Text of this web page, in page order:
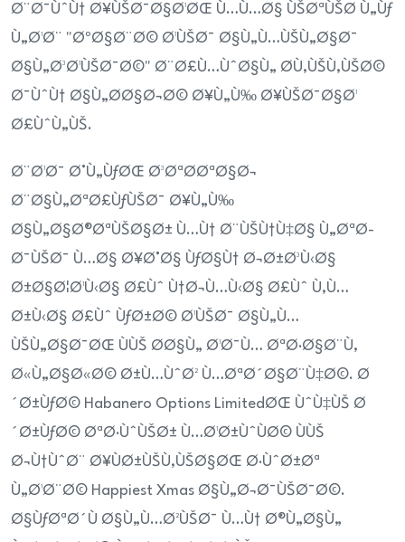
Ø¨Ø¯ÙˆÙ† Ø¥ÙŠØ¯Ø§Ø¹ØŒ Ù…Ù…Ø§ ÙŠØªÙŠØ­ Ù„Ùƒ
Ù„Ø¹Ø¨ "ØºØ§Ø¨Ø© Ø¹ÙŠØ¯ Ø§Ù„Ù…ÙŠÙ„Ø§Ø¯
Ø§Ù„Ø³Ø¹ÙŠØ¯Ø©" Ø¨Ø£Ù…ÙˆØ§Ù„ Ø­Ù‚ÙŠÙ‚ÙŠØ©
Ø¯ÙˆÙ† Ø§Ù„Ø­Ø§Ø¬Ø© Ø¥Ù„Ù‰ Ø¥ÙŠØ¯Ø§Ø¹
Ø£ÙˆÙ„ÙŠ.
Ø¨Ø¹Ø¯ Ø°Ù„ÙƒØŒ Ø³ØªØ­ØªØ§Ø¬
Ø¨Ø§Ù„ØªØ£ÙƒÙŠØ¯ Ø¥Ù„Ù‰
Ø§Ù„Ø§Ø®ØªÙŠØ§Ø± Ù…Ù† Ø¨ÙŠÙ†Ù‡Ø§ Ù„ØªØ­
Ø¯ÙŠØ¯ Ù…Ø§ Ø¥Ø°Ø§ ÙƒØ§Ù† Ø¬Ø±Ø³Ù‹Ø§
Ø±Ø§Ø¦Ø¹Ù‹Ø§ Ø£Ùˆ Ù†Ø¬Ù…Ù‹Ø§ Ø£Ùˆ Ù‚Ù…
Ø±Ù‹Ø§ Ø£Ùˆ ÙƒØ±Ø© Ø¹ÙŠØ¯ Ø§Ù„Ù…
ÙŠÙ„Ø§Ø¯ØŒ ÙÙŠ Ø­Ø§Ù„ Ø¹Ø¯Ù… ØªØ·Ø§Ø¨Ù‚
Ø«Ù„Ø§Ø«Ø© Ø±Ù…ÙˆØ² Ù…ØªØ´Ø§Ø¨Ù‡Ø©. Ø
´Ø±ÙƒØ© Habanero Options LimitedØŒ ÙˆÙ‡ÙŠ Ø
´Ø±ÙƒØ© ØªØ·ÙˆÙŠØ± Ù…Ø¹Ø±ÙˆÙØ© ÙÙŠ
Ø¬Ù†ÙˆØ¨ Ø¥ÙØ±ÙŠÙ‚ÙŠØ§ØŒ Ø·ÙˆØ±Øª
Ù„Ø¹Ø¨Ø© Happiest Xmas Ø§Ù„Ø¬Ø¯ÙŠØ¯Ø©.
Ø§ÙƒØªØ´Ù Ø§Ù„Ù…Ø²ÙŠØ¯ Ù…Ù† Ø®Ù„Ø§Ù„